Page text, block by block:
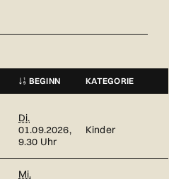
BEGINN KATEGORIE
Di.
01.09.2026,
9.30 Uhr
Kinder
Mi.